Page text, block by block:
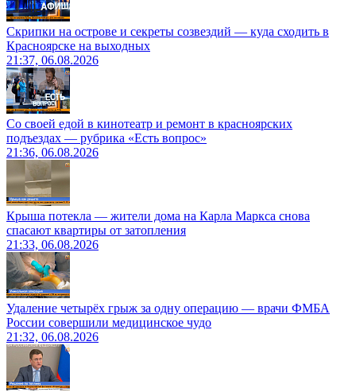
Скрипки на острове и секреты созвездий — куда сходить в
Красноярске на выходных
21:37, 06.08.2026
Со своей едой в кинотеатр и ремонт в красноярских
подъездах — рубрика «Есть вопрос»
21:36, 06.08.2026
Крыша потекла — жители дома на Карла Маркса снова
спасают квартиры от затопления
21:33, 06.08.2026
Удаление четырёх грыж за одну операцию — врачи ФМБА
России совершили медицинское чудо
21:32, 06.08.2026